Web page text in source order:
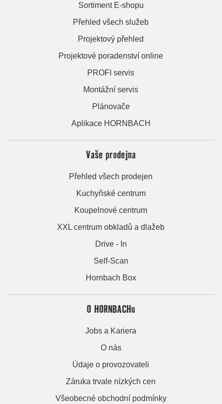
Sortiment E-shopu
Přehled všech služeb
Projektový přehled
Projektové poradenství online
PROFI servis
Montážní servis
Plánovače
Aplikace HORNBACH
Vaše prodejna
Přehled všech prodejen
Kuchyňské centrum
Koupelnové centrum
XXL centrum obkladů a dlažeb
Drive - In
Self-Scan
Hornbach Box
O HORNBACHu
Jobs a Kariera
O nás
Údaje o provozovateli
Záruka trvale nízkých cen
Všeobecné obchodní podmínky